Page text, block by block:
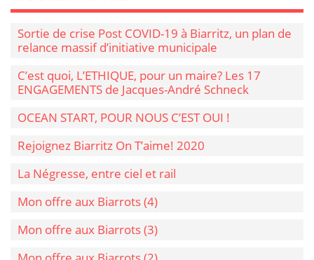
Sortie de crise Post COVID-19 à Biarritz, un plan de
relance massif d’initiative municipale
C’est quoi, L’ETHIQUE, pour un maire? Les 17
ENGAGEMENTS de Jacques-André Schneck
OCEAN START, POUR NOUS C’EST OUI !
Rejoignez Biarritz On T’aime! 2020
La Négresse, entre ciel et rail
Mon offre aux Biarrots (4)
Mon offre aux Biarrots (3)